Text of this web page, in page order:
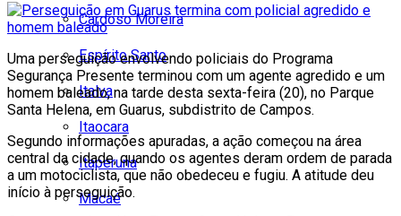
Cardoso Moreira
Espírito Santo
Italva
Itaocara
Itaperuna
Macaé
Uma perseguição envolvendo policiais do Programa
Segurança Presente terminou com um agente agredido e um
homem baleado, na tarde desta sexta-feira (20), no Parque
Santa Helena, em Guarus, subdistrito de Campos.
Segundo informações apuradas, a ação começou na área
central da cidade, quando os agentes deram ordem de parada
a um motociclista, que não obedeceu e fugiu. A atitude deu
início à perseguição.